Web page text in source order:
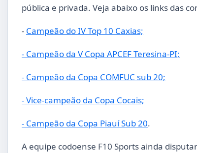
pública e privada. Veja abaixo os links das
- Campeão do IV Top 10 Caxias;
- Campeão da V Copa APCEF Teresina-PI;
- Campeão da Copa COMFUC sub 20;
- Vice-campeão da Copa Cocais;
- Campeão da Copa Piauí Sub 20.
A equipe codoense F10 Sports ainda